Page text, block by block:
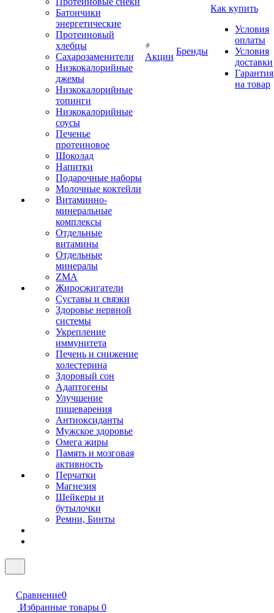
Батончики
энергетические
Протеиновый
хлебцы
Сахарозаменители
Низкокалорийные
джемы
Низкокалорийные
топинги
Низкокалорийные
соусы
Печенье
протеиновое
Шоколад
Напитки
Подарочные наборы
Молочные коктейли
Витаминно-
минеральные
комплексы
Отдельные
витамины
Отдельные
минералы
ZMA
Жиросжигатели
Суставы и связки
Здоровье нервной
системы
Укрепление
иммунитета
Печень и снижение
холестерина
Здоровый сон
Адаптогены
Улучшение
пищеварения
Антиоксиданты
Мужское здоровье
Омега жиры
Память и мозговая
активность
Перчатки
Магнезия
Шейкеры и
бутылочки
Ремни, Бинты
Акции
Бренды
Как купить
Условия
оплаты
Условия
доставки
Гарантия
на товар
Сравнение0
Избранные товары 0